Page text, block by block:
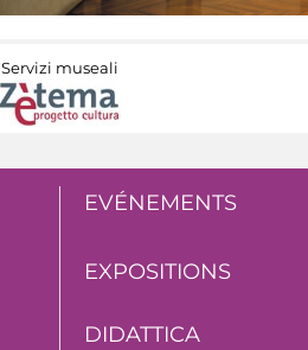
Servizi museali
EVÉNEMENTS
EXPOSITIONS
DIDATTICA